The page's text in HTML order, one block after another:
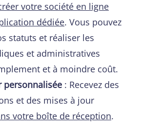
votre société en ligne
dédiée. Vous pouvez
statuts et réaliser les
et administratives
et à moindre coût.
personnalisée : Recevez des
et des mises à jour
votre boîte de réception.